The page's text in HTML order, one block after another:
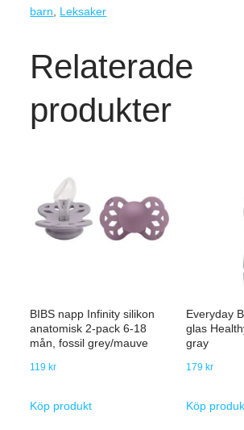
barn
Leksaker
Relaterade
produkter
BIBS napp Infinity silikon
anatomisk 2-pack 6-18
mån, fossil grey/mauve
119 kr
Köp produkt
Everyday
glas
gray
179 kr
Köp